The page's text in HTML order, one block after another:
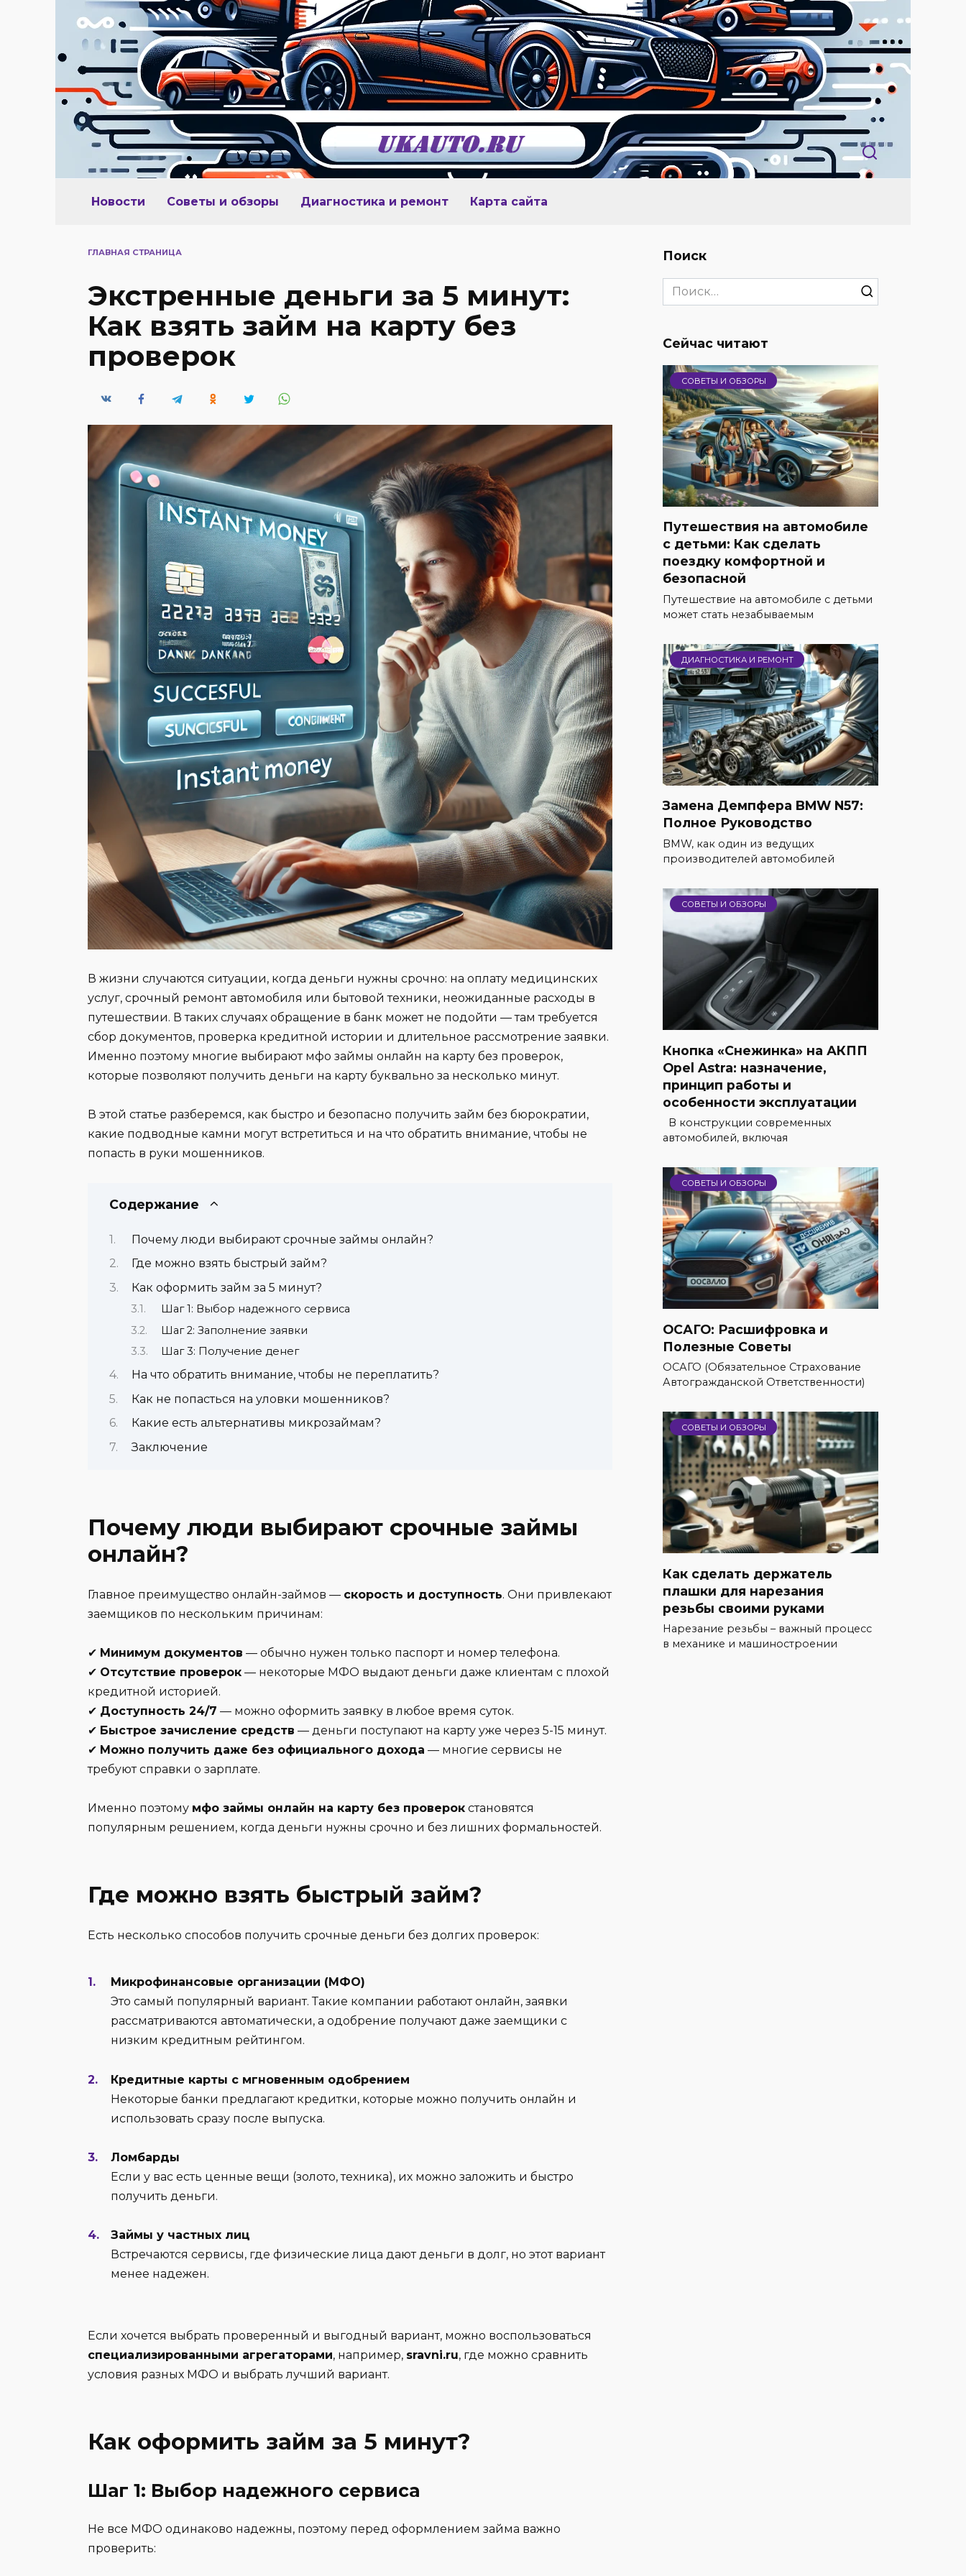
Новости Советы и обзоры Диагностика и ремонт Карта сайта
ГЛАВНАЯ СТРАНИЦА
Экстренные деньги за 5 минут:
Как взять займ на карту без
проверок
В жизни случаются ситуации, когда деньги нужны срочно: на оплату медицинских
услуг, срочный ремонт автомобиля или бытовой техники, неожиданные расходы в
путешествии. В таких случаях обращение в банк может не подойти — там требуется
сбор документов, проверка кредитной истории и длительное рассмотрение заявки.
Именно поэтому многие выбирают мфо займы онлайн на карту без проверок,
которые позволяют получить деньги на карту буквально за несколько минут.
В этой статье разберемся, как быстро и безопасно получить займ без бюрократии,
какие подводные камни могут встретиться и на что обратить внимание, чтобы не
попасть в руки мошенников.
Содержание
Почему люди выбирают срочные займы онлайн?
Где можно взять быстрый займ?
Как оформить займ за 5 минут?
Шаг 1: Выбор надежного сервиса
Шаг 2: Заполнение заявки
Шаг 3: Получение денег
На что обратить внимание, чтобы не переплатить?
Как не попасться на уловки мошенников?
Какие есть альтернативы микрозаймам?
Заключение
Почему люди выбирают срочные займы
онлайн?
Главное преимущество онлайн-займов — скорость и доступность. Они привлекают
заемщиков по нескольким причинам:
✔ Минимум документов — обычно нужен только паспорт и номер телефона.
✔ Отсутствие проверок — некоторые МФО выдают деньги даже клиентам с плохой
кредитной историей.
✔ Доступность 24/7 — можно оформить заявку в любое время суток.
✔ Быстрое зачисление средств — деньги поступают на карту уже через 5-15 минут.
✔ Можно получить даже без официального дохода — многие сервисы не
требуют справки о зарплате.
Именно поэтому мфо займы онлайн на карту без проверок становятся
популярным решением, когда деньги нужны срочно и без лишних формальностей.
Где можно взять быстрый займ?
Есть несколько способов получить срочные деньги без долгих проверок:
Микрофинансовые организации (МФО)
Это самый популярный вариант. Такие компании работают онлайн, заявки
рассматриваются автоматически, а одобрение получают даже заемщики с
низким кредитным рейтингом.
Кредитные карты с мгновенным одобрением
Некоторые банки предлагают кредитки, которые можно получить онлайн и
использовать сразу после выпуска.
Ломбарды
Если у вас есть ценные вещи (золото, техника), их можно заложить и быстро
получить деньги.
Займы у частных лиц
Встречаются сервисы, где физические лица дают деньги в долг, но этот вариант
менее надежен.
Если хочется выбрать проверенный и выгодный вариант, можно воспользоваться
специализированными агрегаторами, например, sravni.ru, где можно сравнить
условия разных МФО и выбрать лучший вариант.
Как оформить займ за 5 минут?
Шаг 1: Выбор надежного сервиса
Не все МФО одинаково надежны, поэтому перед оформлением займа важно
проверить:
Поиск
Search
for:
Сейчас читают
СОВЕТЫ И ОБЗОРЫ
Путешествия на автомобиле
с детьми: Как сделать
поездку комфортной и
безопасной
Путешествие на автомобиле с детьми
может стать незабываемым
ДИАГНОСТИКА И РЕМОНТ
Замена Демпфера BMW N57:
Полное Руководство
BMW, как один из ведущих
производителей автомобилей
СОВЕТЫ И ОБЗОРЫ
Кнопка «Снежинка» на АКПП
Opel Astra: назначение,
принцип работы и
особенности эксплуатации
В конструкции современных
автомобилей, включая
СОВЕТЫ И ОБЗОРЫ
ОСАГО: Расшифровка и
Полезные Советы
ОСАГО (Обязательное Страхование
Автогражданской Ответственности)
СОВЕТЫ И ОБЗОРЫ
Как сделать держатель
плашки для нарезания
резьбы своими руками
Нарезание резьбы – важный процесс
в механике и машиностроении